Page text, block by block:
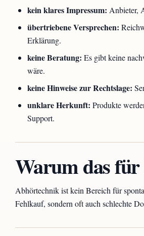
kein klares Impressum: Anbieter,
übertriebene Versprechen:
Erklärung.
keine Beratung: Es gibt keine
wäre.
keine Hinweise zur Rechtslage:
unklare Herkunft: Produkte
Support.
Warum das
Abhörtechnik ist kein Bereich für
Fehlkauf, sondern oft auch schlechte